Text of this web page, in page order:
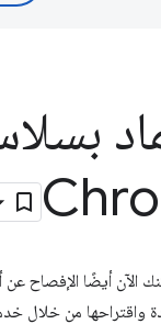
أيضًا الإفصاح عن
واقتراحها من خلال